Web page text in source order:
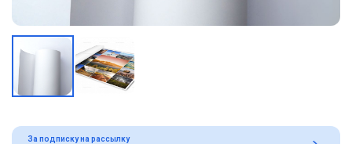
За подписку на рассылку